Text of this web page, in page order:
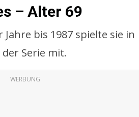
– Alter 69
Jahre bis 1987 spielte sie in
Serie mit.
WERBUNG